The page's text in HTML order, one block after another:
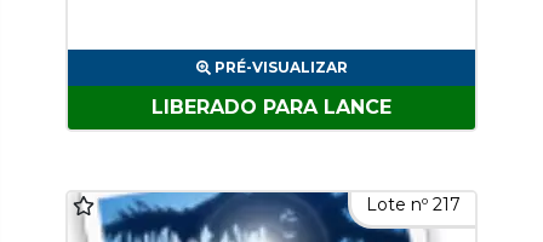
PRÉ-VISUALIZAR
LIBERADO PARA LANCE
Lote nº 217